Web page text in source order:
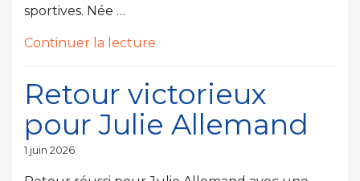
sportives. Née …
Continuer la lecture
est
un
super
pour
Retour victorieux
pour Julie Allemand
Publié
1 juin 2026